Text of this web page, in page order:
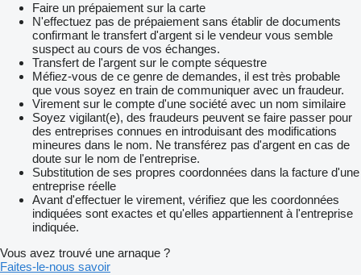
Faire un prépaiement sur la carte
N'effectuez pas de prépaiement sans établir de documents
confirmant le transfert d'argent si le vendeur vous semble
suspect au cours de vos échanges.
Transfert de l'argent sur le compte séquestre
Méfiez-vous de ce genre de demandes, il est très probable
que vous soyez en train de communiquer avec un fraudeur.
Virement sur le compte d'une société avec un nom similaire
Soyez vigilant(e), des fraudeurs peuvent se faire passer pour
des entreprises connues en introduisant des modifications
mineures dans le nom. Ne transférez pas d'argent en cas de
doute sur le nom de l'entreprise.
Substitution de ses propres coordonnées dans la facture d'une
entreprise réelle
Avant d'effectuer le virement, vérifiez que les coordonnées
indiquées sont exactes et qu'elles appartiennent à l'entreprise
indiquée.
Vous avez trouvé une arnaque ?
Faites-le-nous savoir